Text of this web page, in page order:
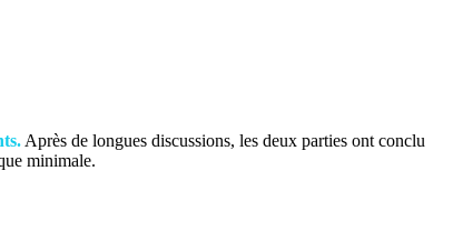
Après de longues discussions, les deux parties ont conclu
minimale.